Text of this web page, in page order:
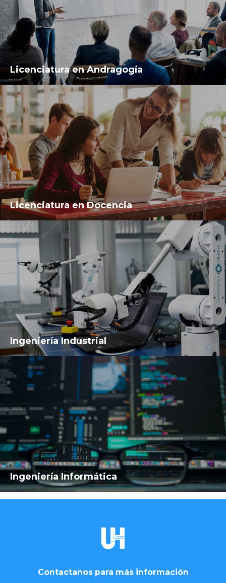
Licenciatura en Andragogía
Licenciatura en Docencia
Ingeniería Industrial
Ingeniería Informática
Contactanos para más información